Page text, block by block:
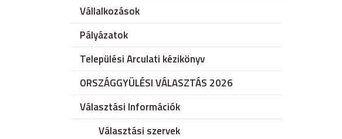
Vállalkozások
Pályázatok
Települési Arculati kézikönyv
ORSZÁGGYÜLÉSI VÁLASZTÁS 2026
Választási Információk
Választási szervek